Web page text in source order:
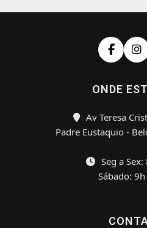
ONDE
Av Teresa
Padre Eustaquio -
Seg a
Sábado: